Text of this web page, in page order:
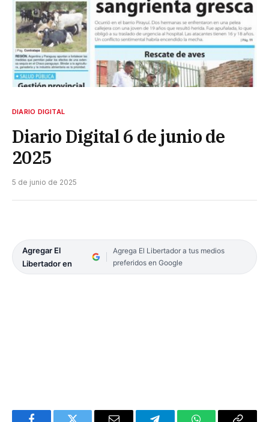
DIARIO DIGITAL
Diario Digital 6 de junio de
2025
5 de junio de 2025
Agregar El
Libertador en
Agrega El Libertador a tus medios
preferidos en Google